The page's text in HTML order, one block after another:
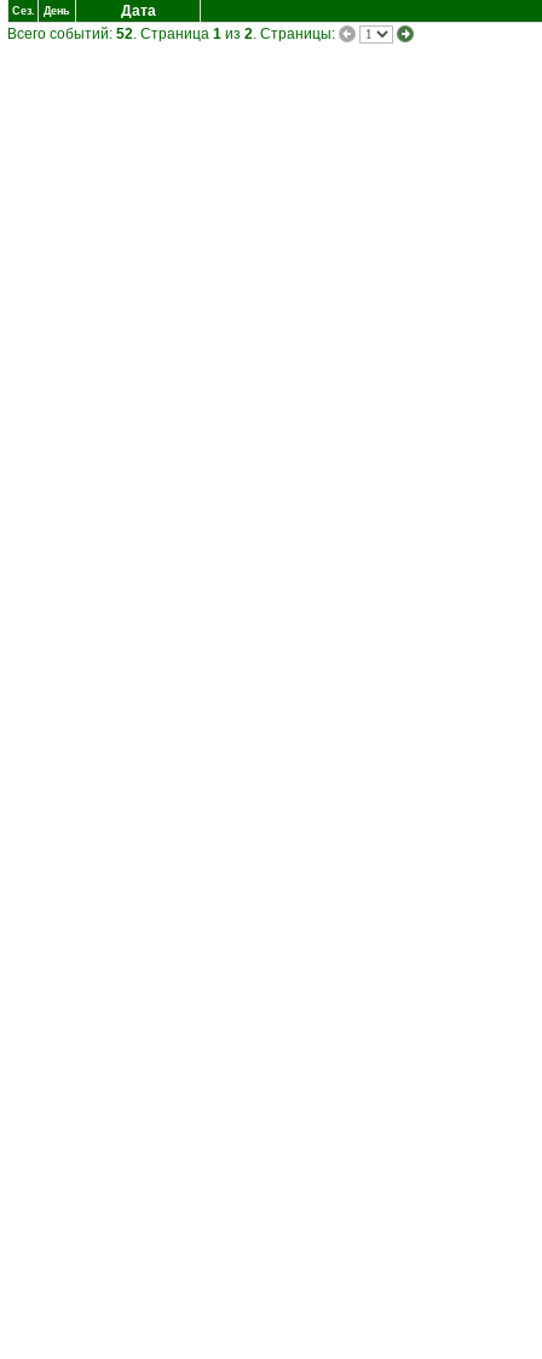
Сез. День
Дата
Всего событий: 52. Страница 1 из 2. Страницы: